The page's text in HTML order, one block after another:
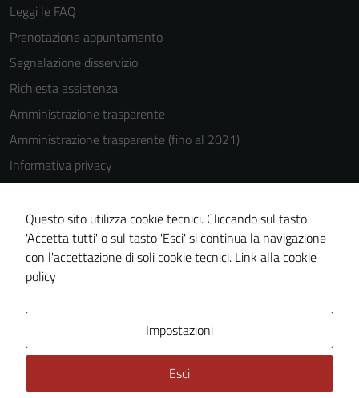
Leggi le FAQ
Prenotazione appuntamento
Segnalazione disservizio
Richiesta assistenza
Amministrazione trasparente
Amministrazione trasparente (fino al 2021)
Informativa privacy
Note legali
Dichiarazione di accessibilità
Piano di miglioramento del sito
Questo sito utilizza cookie tecnici. Cliccando sul tasto
'Accetta tutti' o sul tasto 'Esci' si continua la navigazione
con l'accettazione di soli cookie tecnici. Link alla cookie
policy
Impostazioni
Esci